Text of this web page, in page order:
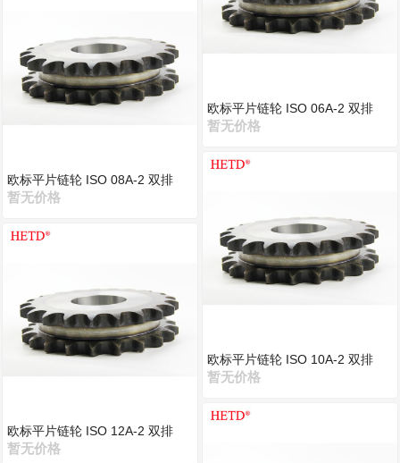
欧标平片链轮 ISO 08A-2 双排
暂无价格
欧标平片链轮 ISO 12A-2 双排
暂无价格
欧标平片链轮 ISO 06A-2 双排
暂无价格
欧标平片链轮 ISO 10A-2 双排
暂无价格